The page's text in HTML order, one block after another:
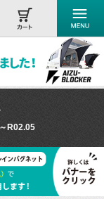
R02.05